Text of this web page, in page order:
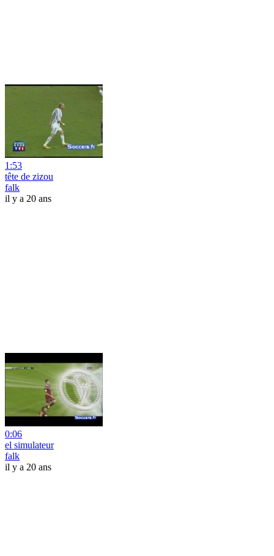
1:53
tête de zizou
falk
il y a 20 ans
0:06
el simulateur
falk
il y a 20 ans